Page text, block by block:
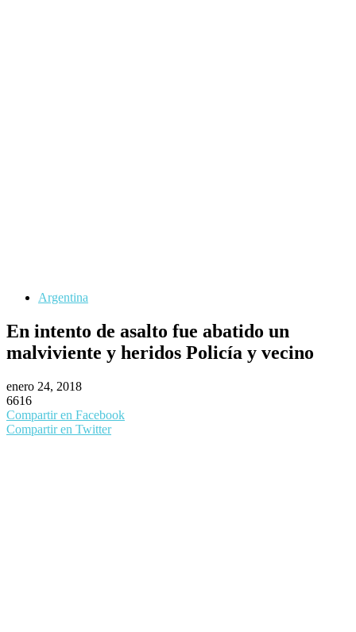
Argentina
En intento de asalto fue abatido un
malviviente y heridos Policía y vecino
enero 24, 2018
6616
Compartir en Facebook
Compartir en Twitter